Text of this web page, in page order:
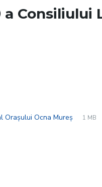
a Consiliului
Orașului Ocna Mureș
File
pdf
File
1 MB